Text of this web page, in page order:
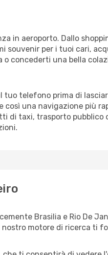
in aeroporto. Dallo
per i tuoi cari,
concederti una bella
telefono prima di
una navigazione più
di taxi, trasporto
Brasilia e Rio De
motore di ricerca ti